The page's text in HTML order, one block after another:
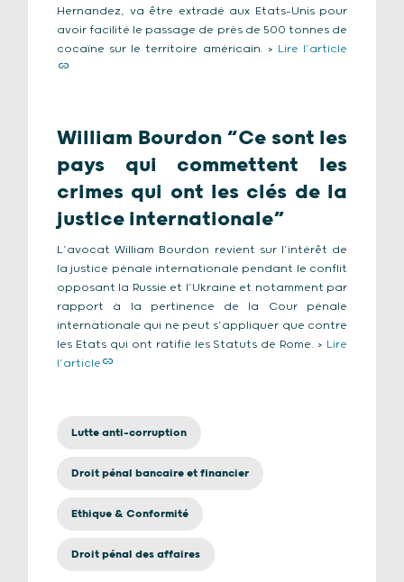
Hernandez, va être extradé aux Etats-Unis pour
avoir facilité le passage de près de 500 tonnes de
cocaïne sur le territoire américain. > Lire l’article
William Bourdon “Ce sont les
pays qui commettent les
crimes qui ont les clés de la
justice internationale”
L’avocat William Bourdon revient sur l’intérêt de
la justice pénale internationale pendant le conflit
opposant la Russie et l’Ukraine et notamment par
rapport à la pertinence de la Cour pénale
internationale qui ne peut s’appliquer que contre
les Etats qui ont ratifié les Statuts de Rome. > Lire
l’article
Lutte anti-corruption
Droit pénal bancaire et financier
Ethique & Conformité
Droit pénal des affaires